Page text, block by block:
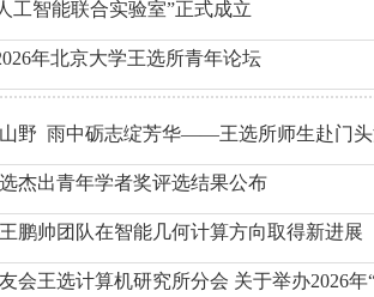
工智能联合实验室”正式成立
年北京大学王选所青年论坛
野 雨中砺志绽芳华——王选所师生赴门头
杰出青年学者奖评选结果公布
鹏帅团队在智能几何计算方向取得新进展
会王选计算机研究所分会 关于举办2026年